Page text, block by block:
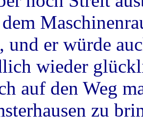
er würde
wieder
auf den Weg
zu